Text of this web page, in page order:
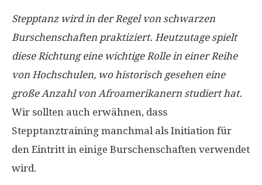
Stepptanz wird in der Regel von schwarzen
Burschenschaften praktiziert. Heutzutage spielt
diese Richtung eine wichtige Rolle in einer Reihe
von Hochschulen, wo historisch gesehen eine
große Anzahl von Afroamerikanern studiert hat.
Wir sollten auch erwähnen, dass
Stepptanztraining manchmal als Initiation für
den Eintritt in einige Burschenschaften verwendet
wird.